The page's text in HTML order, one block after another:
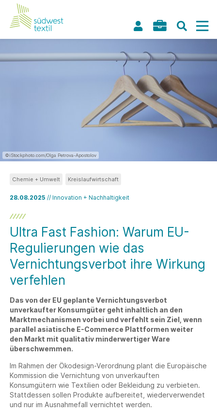
©iStockphoto.com/Olga Petrova-Apostolov
28.08.2025 // Innovation + Nachhaltigkeit
Chemie + Umwelt Kreislaufwirtschaft
Ultra Fast Fashion: Warum EU-
Regulierungen wie das
Vernichtungsverbot ihre Wirkung
verfehlen
Das von der EU geplante Vernichtungsverbot
unverkaufter Konsumgüter geht inhaltlich an den
Marktmechanismen vorbei und verfehlt sein Ziel, wenn
parallel asiatische E-Commerce Plattformen weiter
den Markt mit qualitativ minderwertiger Ware
überschwemmen.
Im Rahmen der Ökodesign-Verordnung plant die Europäische
Kommission die Vernichtung von unverkauften
Konsumgütern wie Textilien oder Bekleidung zu verbieten.
Stattdessen sollen Produkte aufbereitet, wiederverwendet
und nur im Ausnahmefall vernichtet werden.